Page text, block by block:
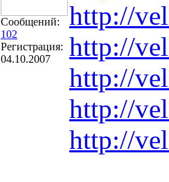
Сообщений:
102
Регистрация:
04.10.2007
http://
http://
http://
http://
http://